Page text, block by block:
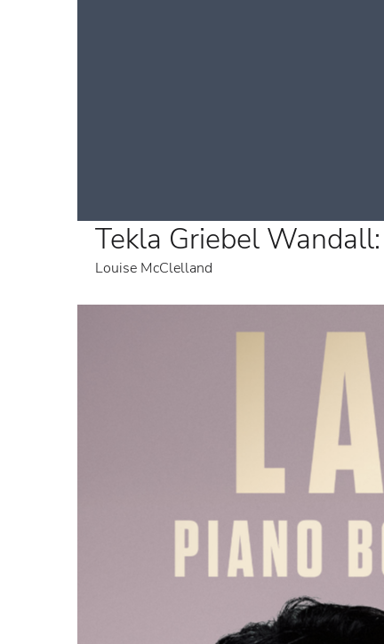
Tekla Griebel
Louise McClelland